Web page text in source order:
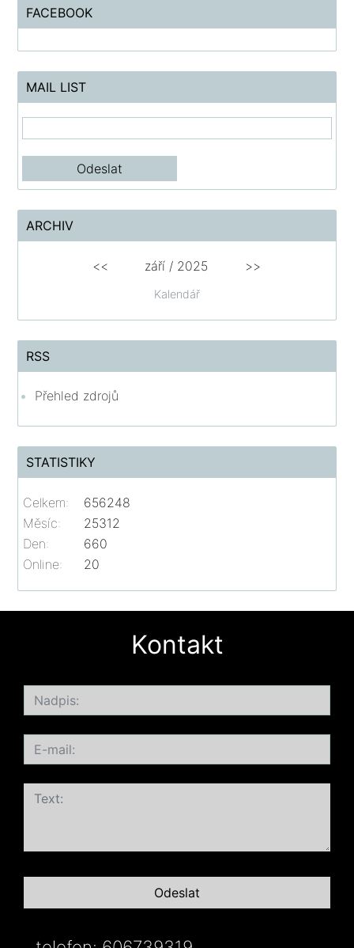
FACEBOOK
MAIL LIST
ARCHIV
Kalendář
<< září / 2025 >>
RSS
Přehled zdrojů
STATISTIKY
Online: 20
Celkem:
656248
Měsíc:
25312
Den:
660
Kontakt